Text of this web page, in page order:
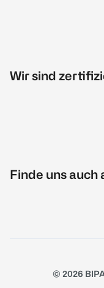
Wir sind
Finde uns auch
© 2026